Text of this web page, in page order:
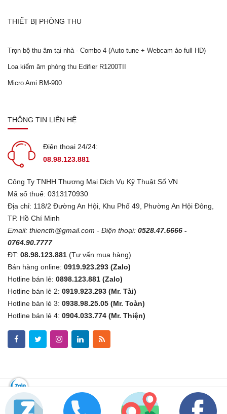
THIẾT BỊ PHÒNG THU
Trọn bộ thu âm tại nhà - Combo 4 (Auto tune + Webcam ảo full HD)
Loa kiểm âm phòng thu Edifier R1200TII
Micro Ami BM-900
THÔNG TIN LIÊN HỆ
Điện thoại 24/24:
08.98.123.881
Công Ty TNHH Thương Mại Dịch Vụ Kỹ Thuật Số VN
Mã số thuế: 0313170930
Địa chỉ: 118/2 Đường An Hội, Khu Phố 49, Phường An Hội Đông,
TP. Hồ Chí Minh
Email: thiencth@gmail.com - Điện thoại: 0528.47.6666 -
0764.90.7777
ĐT: 08.98.123.881 (Tư vấn mua hàng)
Bán hàng online: 0919.923.293 (Zalo)
Hotline bán lẻ: 0898.123.881 (Zalo)
Hotline bán lẻ 2: 0919.923.293 (Mr. Tài)
Hotline bán lẻ 3: 0938.98.25.05 (Mr. Toàn)
Hotline bán lẻ 4: 0904.033.774 (Mr. Thiện)
Copyright © 2019Kythuatsovn.comAll Right Reserved.